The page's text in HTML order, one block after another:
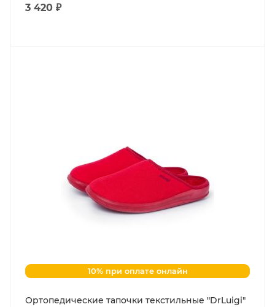
3 420 ₽
10% при оплате онлайн
Ортопедические тапочки текстильные "DrLuigi"